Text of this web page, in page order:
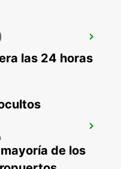
(MIDI)
las 24 horas
de los